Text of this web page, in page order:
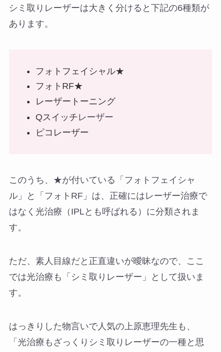
シミ取りレーザーは大きく分けると下記の6種類が
あります。
フォトフェイシャル★
フォトRF★
レーザートーニング
Qスイッチレーザー
ピコレーザー
このうち、★が付いている「フォトフェイシャ
ル」と「フォトRF」は、正確にはレーザー治療で
はなく光治療（IPLとも呼ばれる）に分類されま
す。
ただ、素人目線だと正直違いが曖昧なので、ここ
では光治療も「シミ取りレーザー」として扱いま
す。
はっきりした物言いで人気の上原恵理先生も、
「光治療もざっくりシミ取りレーザーの一種と思